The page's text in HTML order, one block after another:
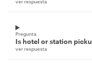
ver respuesta
Pregunta
Is hotel or station
ver respuesta